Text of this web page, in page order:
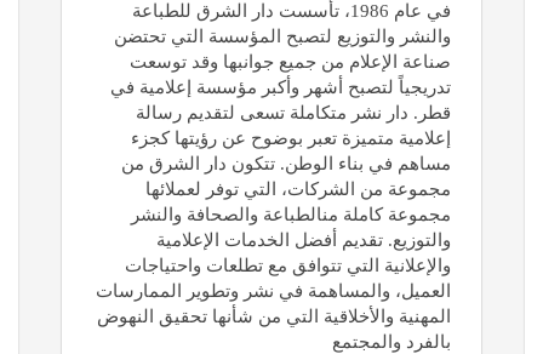
في عام 1986، تأسست دار الشرق للطباعة
والنشر والتوزيع لتصبح المؤسسة التي تحتضن
صناعة الإعلام من جميع جوانبها وقد توسعت
تدريجياً لتصبح أشهر وأكبر مؤسسة إعلامية في
قطر. دار نشر متكاملة تسعى لتقديم رسالة
إعلامية متميزة تعبر بوضوح عن رؤيتها كجزء
مساهم في بناء الوطن. تتكون دار الشرق من
مجموعة من الشركات، التي توفر لعملائها
مجموعة كاملة منالطباعة والصحافة والنشر
والتوزيع. تقديم أفضل الخدمات الإعلامية
والإعلانية التي تتوافق مع تطلعات واحتياجات
العميل، والمساهمة في نشر وتطوير الممارسات
المهنية والأخلاقية التي من شأنها تحقيق النهوض
بالفرد والمجتمع